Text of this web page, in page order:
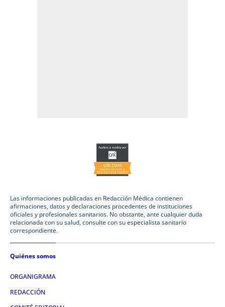
Las informaciones publicadas en Redacción Médica contienen
afirmaciones, datos y declaraciones procedentes de instituciones
oficiales y profesionales sanitarios. No obstante, ante cualquier duda
relacionada con su salud, consulte con su especialista sanitario
correspondiente.
Quiénes somos
ORGANIGRAMA
REDACCIÓN